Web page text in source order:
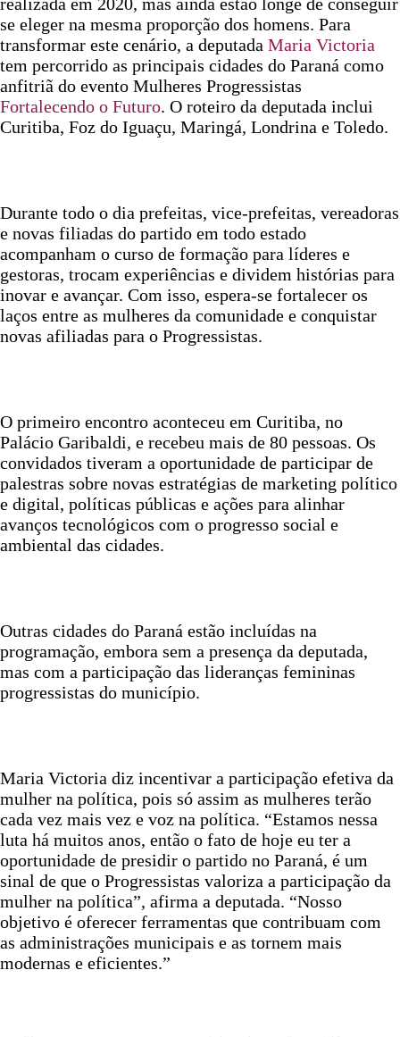
se eleger na mesma proporção dos homens. Para
transformar este cenário, a deputada Maria Victoria
tem percorrido as principais cidades do Paraná como
anfitriã do evento Mulheres Progressistas
Fortalecendo o Futuro. O roteiro da deputada inclui
Curitiba, Foz do Iguaçu, Maringá, Londrina e Toledo.
Durante todo o dia prefeitas, vice-prefeitas, vereadoras
e novas filiadas do partido em todo estado
acompanham o curso de formação para líderes e
gestoras, trocam experiências e dividem histórias para
inovar e avançar. Com isso, espera-se fortalecer os
laços entre as mulheres da comunidade e conquistar
novas afiliadas para o Progressistas.
O primeiro encontro aconteceu em Curitiba, no
Palácio Garibaldi, e recebeu mais de 80 pessoas. Os
convidados tiveram a oportunidade de participar de
palestras sobre novas estratégias de marketing político
e digital, políticas públicas e ações para alinhar
avanços tecnológicos com o progresso social e
ambiental das cidades.
Outras cidades do Paraná estão incluídas na
programação, embora sem a presença da deputada,
mas com a participação das lideranças femininas
progressistas do município.
Maria Victoria diz incentivar a participação efetiva da
mulher na política, pois só assim as mulheres terão
cada vez mais vez e voz na política. “Estamos nessa
luta há muitos anos, então o fato de hoje eu ter a
oportunidade de presidir o partido no Paraná, é um
sinal de que o Progressistas valoriza a participação da
mulher na política”, afirma a deputada. “Nosso
objetivo é oferecer ferramentas que contribuam com
as administrações municipais e as tornem mais
modernas e eficientes.”